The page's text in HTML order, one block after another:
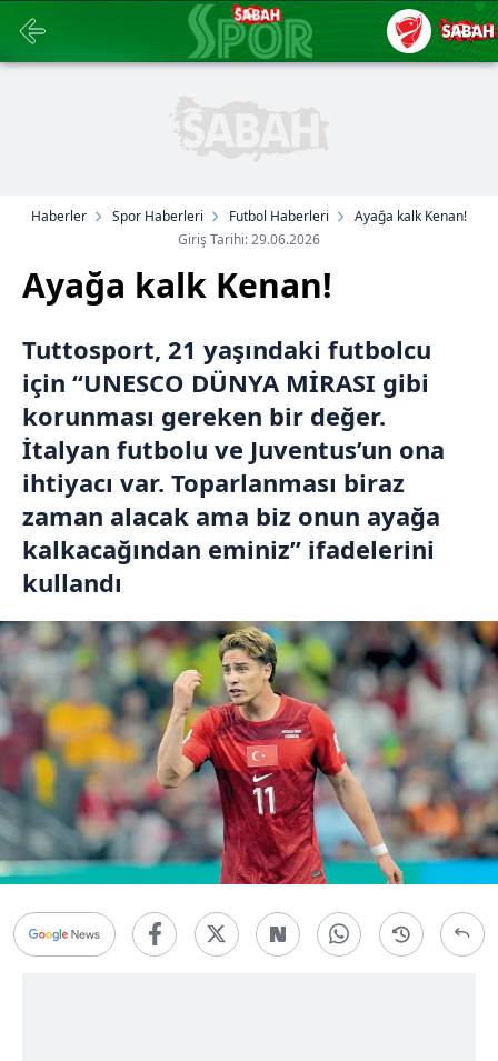
Haberler Spor Haberleri Futbol Haberleri
Ayağa kalk Kenan!
Giriş Tarihi: 29.06.2026
Ayağa kalk Kenan!
Tuttosport, 21 yaşındaki futbolcu
için “UNESCO DÜNYA MİRASI gibi
korunması gereken bir değer.
İtalyan futbolu ve Juventus’un ona
ihtiyacı var. Toparlanması biraz
zaman alacak ama biz onun ayağa
kalkacağından eminiz” ifadelerini
kullandı